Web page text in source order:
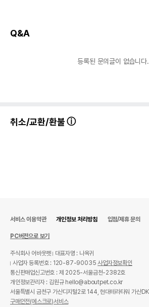
Q&A
등록된 문의글이 없습니다.
취소/교환/환불
서비스 이용약관 개인정보 처리방침 입점/제휴 문의
PC버전으로 보기
주식회사 어바웃펫
대표자명 : 나옥귀
사업자 등록번호 : 120-87-90035사업자정보확인
통신판매업신고번호 : 제 2025-서울금천-2382호
개인정보관리자 : 김원규 hello@aboutpet.co.kr
서울특별시 금천구 가산디지털2로 144, 현대테라타워 가산
구매안전(에스크로)서비스